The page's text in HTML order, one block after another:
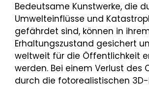
Bedeutsame Kunstwerke, die
Umwelteinflüsse und
gefährdet sind, können in
Erhaltungszustand gesichert
weltweit für die Öffentlichkeit
werden. Bei einem Verlust des
durch die fotorealistischen